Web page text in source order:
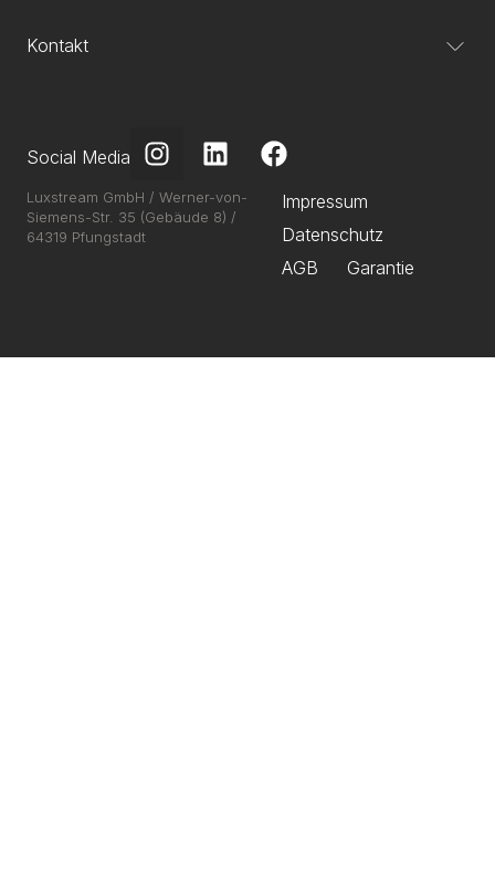
Kontakt
Social Media
Luxstream GmbH / Werner-von-
Siemens-Str. 35 (Gebäude 8) /
64319 Pfungstadt
Impressum
Datenschutz
AGB
Garantie